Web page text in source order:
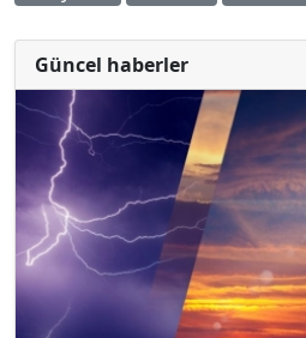
Güncel haberler